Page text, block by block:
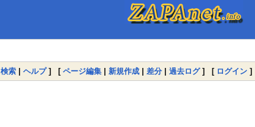
検索 | ヘルプ] [ ページ編集 | 新規作成 | 差分 | 過去ログ] [ ログイン ]